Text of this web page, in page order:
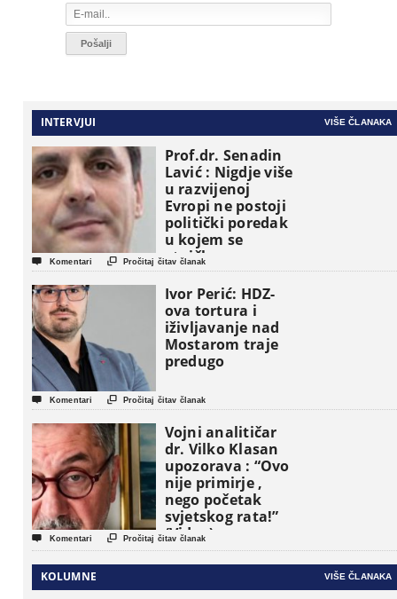
INTERVJUI VIŠE ČLANAKA
Prof.dr. Senadin
Lavić : Nigdje više
u razvijenoj
Evropi ne postoji
politički poredak
u kojem se
etničke grupe
pojavljuju kao
osnovne
političke jedinice
 Komentari  Pročitaj čitav članak
Ivor Perić: HDZ-
ova tortura i
iživljavanje nad
Mostarom traje
predugo
 Komentari  Pročitaj čitav članak
Vojni analitičar
dr. Vilko Klasan
upozorava : “Ovo
nije primirje ,
nego početak
svjetskog rata!”
(Video)
 Komentari  Pročitaj čitav članak
KOLUMNE VIŠE ČLANAKA